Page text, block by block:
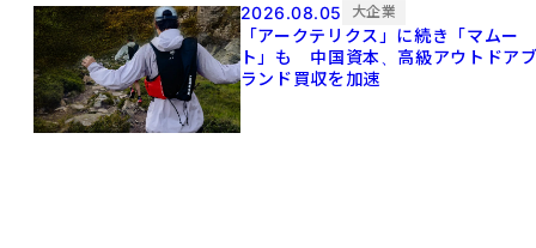
2026.08.05 大企業
「アークテリクス」に続き「マムー
ト」も 中国資本、高級アウトドア
ランド買収を加速